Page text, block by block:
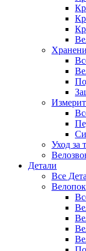
Уход за
Детали
Все